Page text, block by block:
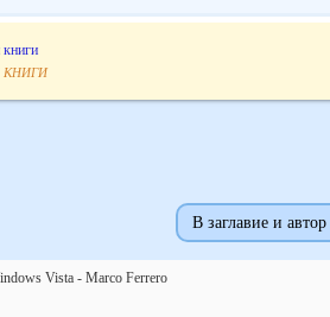
В заглавие и автор
Vista - Marco Ferrero